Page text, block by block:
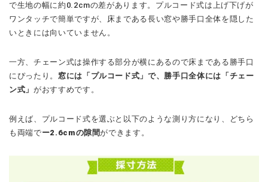
で生地の幅に約0.2cmの差があります。プルコード式は上げ下げが
ワンタッチで簡単ですが、床まである長い窓や勝手口全体を隠した
いときには向いていません。
一方、チェーン式は操作する部分が横にあるので床まである勝手口
にぴったり。 窓には「プルコード式」で、勝手口全体には「チェー
ン式」 がおすすめです。
例えば、プルコード式を選ぶと以下のような測り方になり、どちら
も両端でー2.6cmの隙間ができます。